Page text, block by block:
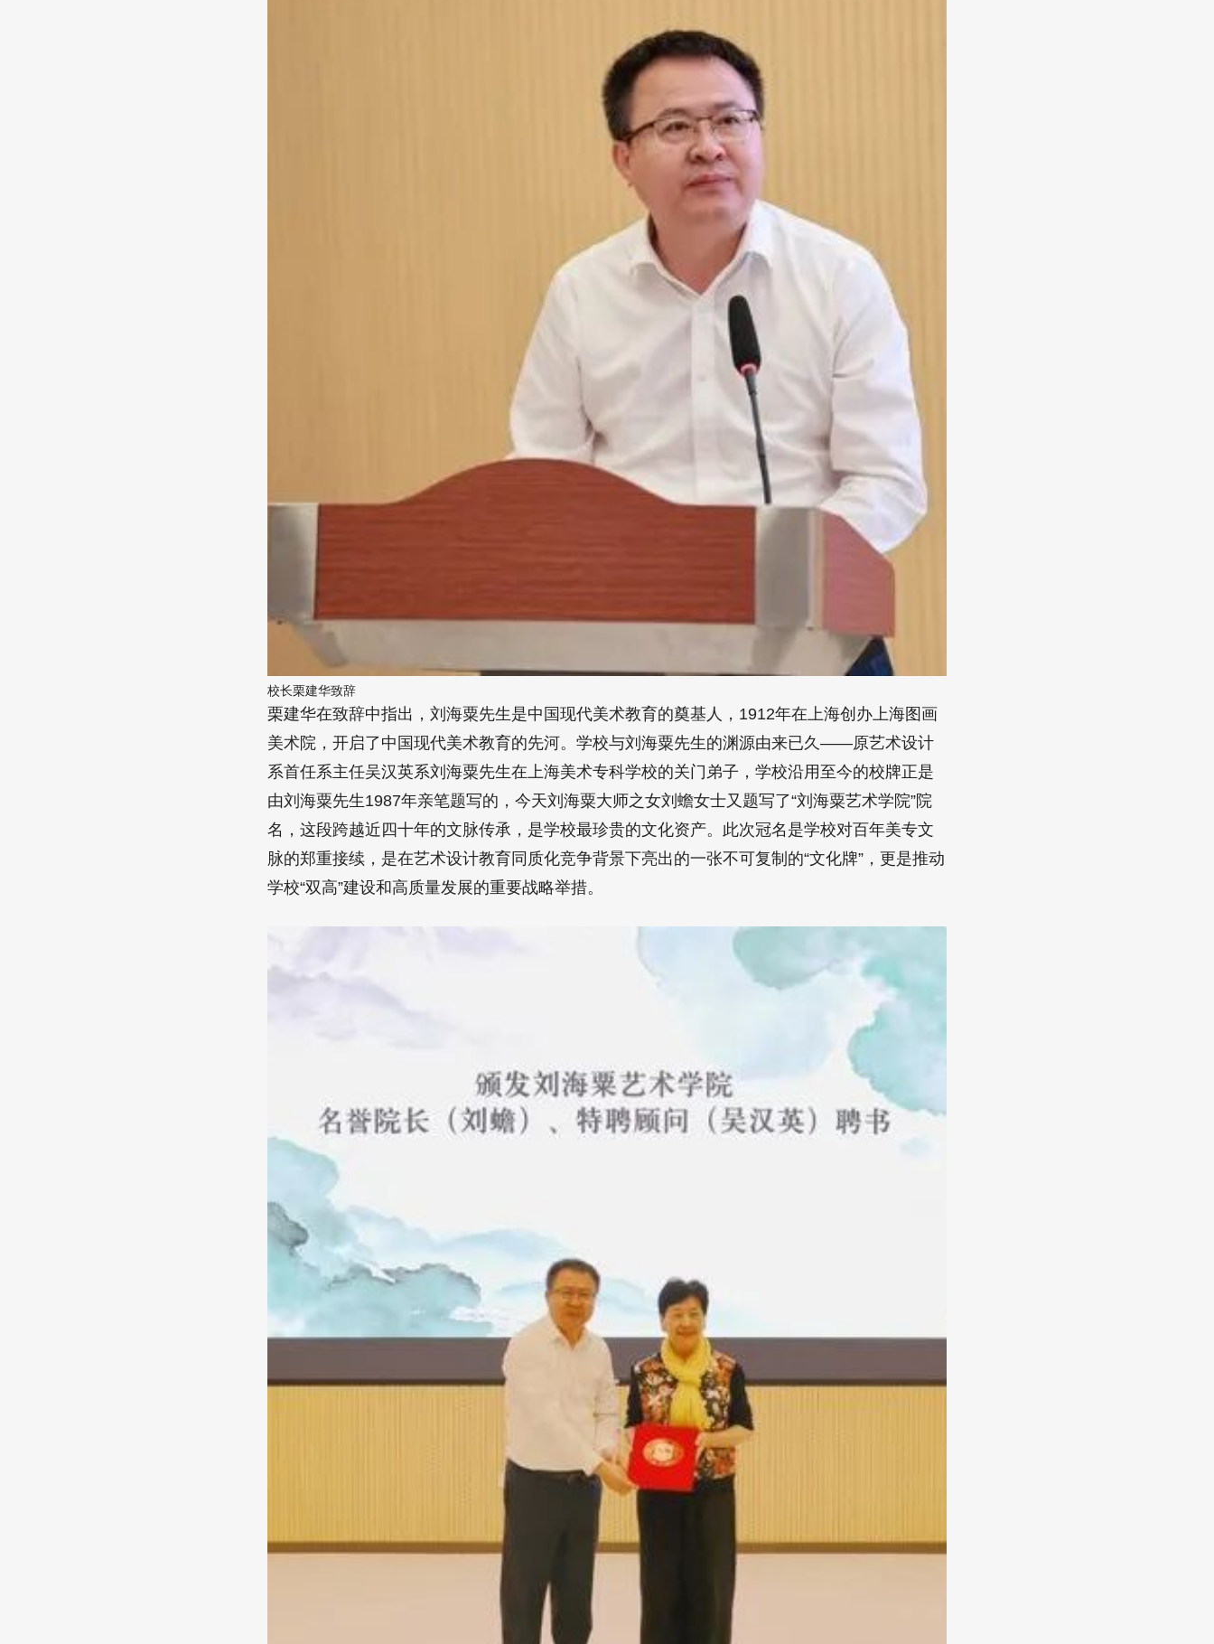
校长栗建华致辞
栗建华在致辞中指出，刘海粟先生是中国现代美术教育的奠基人，1912年在上海创办上海图画
美术院，开启了中国现代美术教育的先河。学校与刘海粟先生的渊源由来已久——原艺术设计
系首任系主任吴汉英系刘海粟先生在上海美术专科学校的关门弟子，学校沿用至今的校牌正是
由刘海粟先生1987年亲笔题写的，今天刘海粟大师之女刘蟾女士又题写了“刘海粟艺术学院”院
名，这段跨越近四十年的文脉传承，是学校最珍贵的文化资产。此次冠名是学校对百年美专文
脉的郑重接续，是在艺术设计教育同质化竞争背景下亮出的一张不可复制的“文化牌”，更是推动
学校“双高”建设和高质量发展的重要战略举措。